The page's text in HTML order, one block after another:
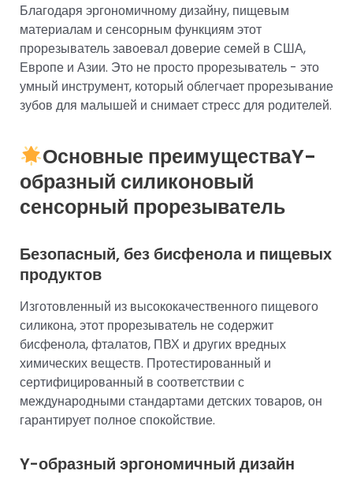
Благодаря эргономичному дизайну, пищевым
материалам и сенсорным функциям этот
прорезыватель завоевал доверие семей в США,
Европе и Азии. Это не просто прорезыватель - это
умный инструмент, который облегчает прорезывание
зубов для малышей и снимает стресс для родителей.
Основные преимуществаY-
образный силиконовый
сенсорный прорезыватель
Безопасный, без бисфенола и пищевых
продуктов
Изготовленный из высококачественного пищевого
силикона, этот прорезыватель не содержит
бисфенола, фталатов, ПВХ и других вредных
химических веществ. Протестированный и
сертифицированный в соответствии с
международными стандартами детских товаров, он
гарантирует полное спокойствие.
Y-образный эргономичный дизайн